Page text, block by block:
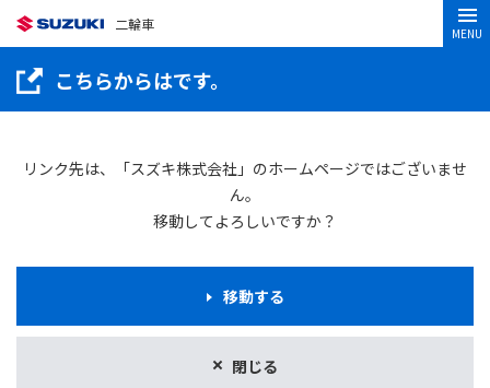
二輪車
MENU
こちらからはです。
リンク先は、「スズキ株式会社」のホームページではございませ
ん。
移動してよろしいですか？
閉じる
移動する